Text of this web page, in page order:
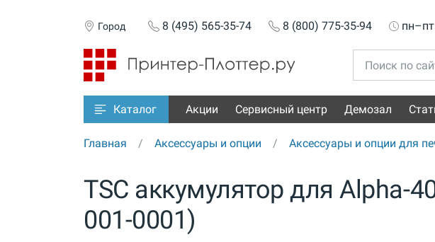
Город 8 (495) 565-35-74 8 (800) 775-35-94
Каталог Акции Сервисный центр Демозал
Главная Аксессуары и опции Аксессуары и опции для
TSC аккумулятор для Alpha-
001-0001)